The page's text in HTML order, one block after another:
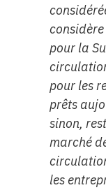
pour la
pour les
prêts
sinon,
marché
les